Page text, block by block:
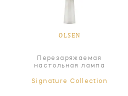
OLSEN
Перезаряжаемая
настольная лампа
Signature Collection